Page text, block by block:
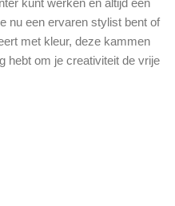
kunt werken en altijd een
nu een ervaren stylist bent of
met kleur, deze kammen
hebt om je creativiteit de vrije